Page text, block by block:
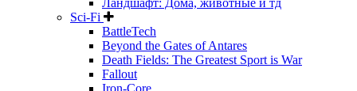
Ландшафт: Дома, животные и тд
Sci-Fi
BattleTech
Beyond the Gates of Antares
Death Fields: The Greatest Sport is War
Fallout
Iron-Core